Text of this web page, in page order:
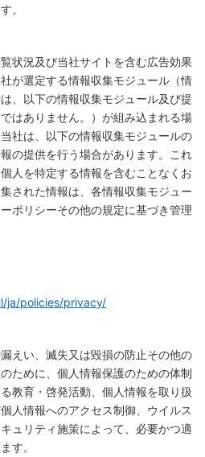
。
状況及び当社サイトを含む広告効果
が選定する情報収集モジュール（情
、以下の情報収集モジュール及び提
はありません。）が組み込まれる場
社は、以下の情報収集モジュールの
の提供を行う場合があります。これ
人を特定する情報を含むことなくお
された情報は、各情報収集モジュー
ポリシーその他の規定に基づき管理
ja/policies/privacy/
えい、滅失又は毀損の防止その他の
ために、個人情報保護のための体制
教育・啓発活動、個人情報を取り扱
人情報へのアクセス制御、ウイルス
ュリティ施策によって、必要かつ適
す。